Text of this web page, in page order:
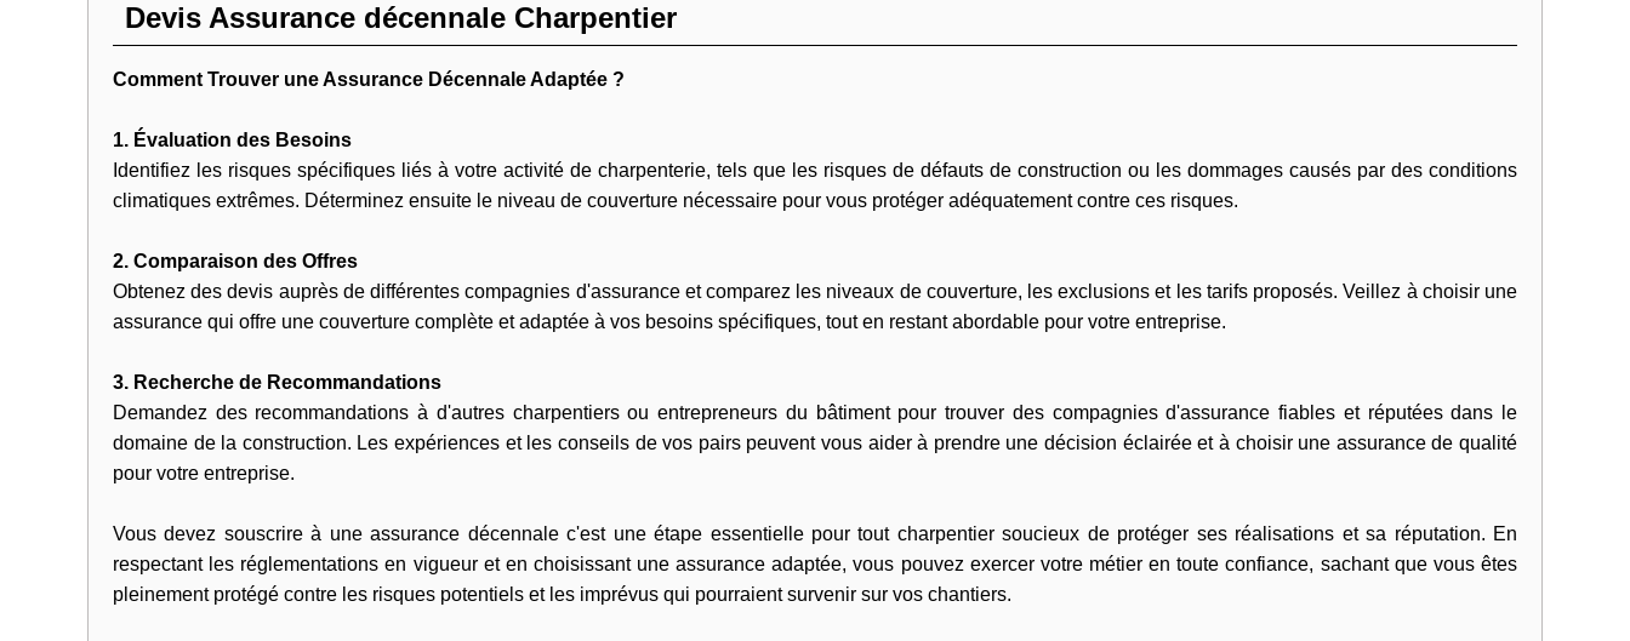
Devis Assurance décennale Charpentier
Comment Trouver une Assurance Décennale Adaptée ?
1. Évaluation des Besoins
Identifiez les risques spécifiques liés à votre activité de charpenterie, tels que les risques de défauts de construction ou les dommages causés par des conditions
climatiques extrêmes. Déterminez ensuite le niveau de couverture nécessaire pour vous protéger adéquatement contre ces risques.
2. Comparaison des Offres
Obtenez des devis auprès de différentes compagnies d'assurance et comparez les niveaux de couverture, les exclusions et les tarifs proposés. Veillez à choisir une
assurance qui offre une couverture complète et adaptée à vos besoins spécifiques, tout en restant abordable pour votre entreprise.
3. Recherche de Recommandations
Demandez des recommandations à d'autres charpentiers ou entrepreneurs du bâtiment pour trouver des compagnies d'assurance fiables et réputées dans le
domaine de la construction. Les expériences et les conseils de vos pairs peuvent vous aider à prendre une décision éclairée et à choisir une assurance de qualité
pour votre entreprise.
Vous devez souscrire à une assurance décennale c'est une étape essentielle pour tout charpentier soucieux de protéger ses réalisations et sa réputation. En
respectant les réglementations en vigueur et en choisissant une assurance adaptée, vous pouvez exercer votre métier en toute confiance, sachant que vous êtes
pleinement protégé contre les risques potentiels et les imprévus qui pourraient survenir sur vos chantiers.